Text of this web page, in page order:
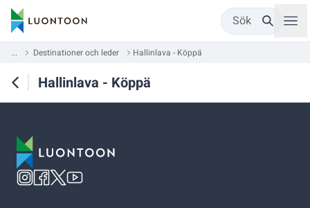
Sök
... Destinationer och leder Hallinlava - Köppä
Hallinlava - Köppä